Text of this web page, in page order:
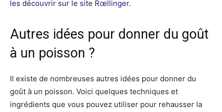
les découvrir sur le site Rœllinger.
Autres idées pour donner du goût
à un poisson ?
Il existe de nombreuses autres idées pour donner du
goût à un poisson. Voici quelques techniques et
ingrédients que vous pouvez utiliser pour rehausser la